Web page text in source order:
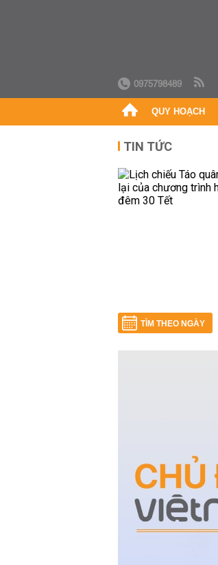
0975798489
QUY HOẠCH
TIN TỨC
TÌM THEO NGÀY